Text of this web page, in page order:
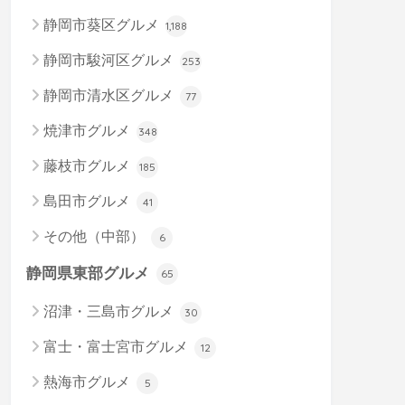
静岡市葵区グルメ 1,188
静岡市駿河区グルメ 253
静岡市清水区グルメ 77
焼津市グルメ 348
藤枝市グルメ 185
島田市グルメ 41
その他（中部） 6
静岡県東部グルメ 65
沼津・三島市グルメ 30
富士・富士宮市グルメ 12
熱海市グルメ 5